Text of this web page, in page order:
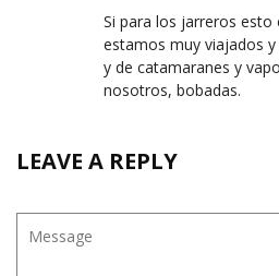
Si para los jarreros
estamos muy viajados
y de catamaranes y
nosotros, bobadas.
LEAVE A REPLY